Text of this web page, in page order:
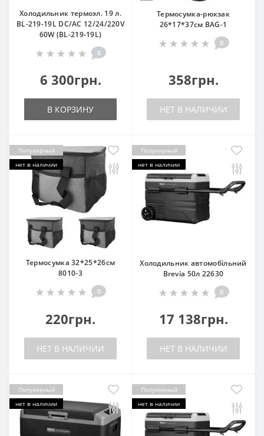
Холодильник термоэл. 19 л.
BL-219-19L DC/AC 12/24/220V
60W (BL-219-19L)
0
6 300грн.
В КОРЗИНУ
Термосумка-рюкзак
26*17*37см BAG-1
0
358грн.
НЕТ В НАЛИЧИИ
Популярный
нет в наличии
Термосумка 32*25*26см
8010-3
0
220грн.
НЕТ В НАЛИЧИИ
Популярный
нет в наличии
Холодильник автомобільний
Brevia 50л 22630
0
17 138грн.
НЕТ В НАЛИЧИИ
Популярный
нет в наличии
Популярный
нет в наличии